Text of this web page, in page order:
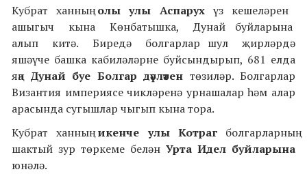
Кубрат ханныңолы улы Аспарухүз кешеләрен
ашыгыч кына Көнбатышка, Дунай буйларына
алып китә. Биредә болгарлар шул җирләрдә
яшәүче башка кабиләләрне буйсындырып, 681 елда
яңа Дунай буе Болгар дәүләтен төзиләр. Болгарлар
Византия империясе чикләренә урнашалар һәм алар
арасында сугышлар чыгып кына тора.
Кубрат ханныңикенче улы Котрагболгарларның
шактый зур төркеме белән Урта Идел буйларына
юнәлә.